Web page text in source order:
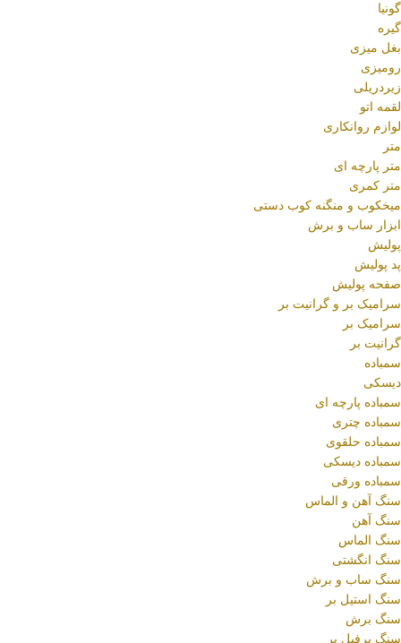
گونیا
گیره
بغل میزی
رومیزی
زیردریلی
لقمه اتو
لوازم روانکاری
متر
متر پارچه ای
متر کمری
میخکوب و منگنه کوب دستی
ابزار ساب و برش
پولیش
پد پولیش
صفحه پولیش
سرامیک بر و گرانیت بر
سرامیک بر
گرانیت بر
سمباده
دیسکی
سمباده پارچه ای
سمباده چتری
سمباده حلقوی
سمباده دیسکی
سمباده ورقی
سنگ آهن و الماس
سنگ آهن
سنگ الماس
سنگ انگشتی
سنگ ساب و برش
سنگ استیل بر
سنگ برش
سنگ پرفیل بر